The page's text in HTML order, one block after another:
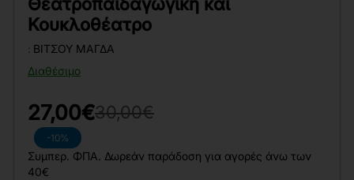
Θεατροπαιδαγωγική και
Κουκλοθέατρο
Διαθέσιμο
: ΒΊΤΣΟΥ ΜΆΓΔΑ
-10%
27,00€30,00€
Συμπερ. ΦΠΑ. Δωρεάν παράδοση για αγορές άνω των
40€